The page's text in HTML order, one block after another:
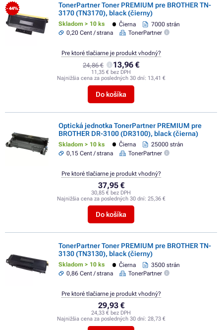
- 44%
TonerPartner Toner PREMIUM pre BROTHER TN-
3170 (TN3170), black (čierny)
Skladom > 10 ks Čierna
7000 strán
0,20 Cent / strana
TonerPartner
24,86 € 13,96 €
11,35 € bez DPH
Najnižšia cena za posledných 30 dní: 13,41 €
Do košíka
Pre ktoré tlačiarne je produkt vhodný?
Optická jednotka TonerPartner PREMIUM pre
BROTHER DR-3100 (DR3100), black (čierna)
Skladom > 10 ks Čierna
25000 strán
0,15 Cent / strana
TonerPartner
37,95 €
30,85 € bez DPH
Najnižšia cena za posledných 30 dní: 25,36 €
Do košíka
Pre ktoré tlačiarne je produkt vhodný?
TonerPartner Toner PREMIUM pre BROTHER TN-
3130 (TN3130), black (čierny)
Skladom > 10 ks Čierna
3500 strán
0,86 Cent / strana
TonerPartner
29,93 €
24,33 € bez DPH
Najnižšia cena za posledných 30 dní: 28,73 €
Pre ktoré tlačiarne je produkt vhodný?